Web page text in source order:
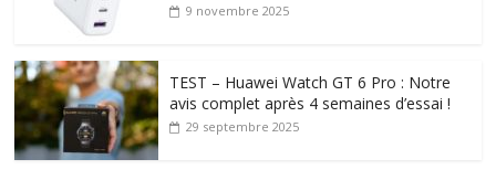
9 novembre 2025
TEST – Huawei Watch GT 6 Pro : Notre
avis complet après 4 semaines d’essai !
29 septembre 2025